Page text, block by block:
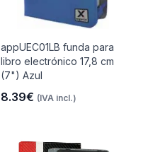
appUEC01LB funda para
libro electrónico 17,8 cm
(7") Azul
8.39€ (IVA incl.)